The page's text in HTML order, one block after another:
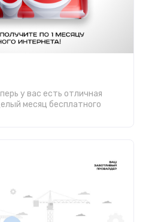
у вас есть отличная
месяц бесплатного